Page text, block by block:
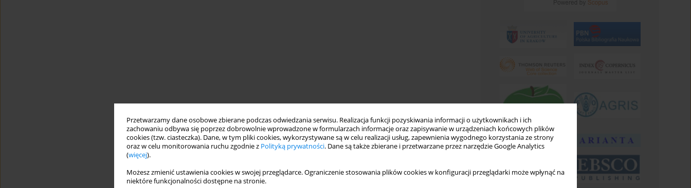
Przetwarzamy dane osobowe zbierane podczas odwiedzania serwisu. Realizacja funkcji pozyskiwania informacji o użytkownikach i ich
zachowaniu odbywa się poprzez dobrowolnie wprowadzone w formularzach informacje oraz zapisywanie w urządzeniach końcowych plików
cookies (tzw. ciasteczka). Dane, w tym pliki cookies, wykorzystywane są w celu realizacji usług, zapewnienia wygodnego korzystania ze strony
oraz w celu monitorowania ruchu zgodnie z Polityką prywatności. Dane są także zbierane i przetwarzane przez narzędzie Google Analytics
(więcej).
Możesz zmienić ustawienia cookies w swojej przeglądarce. Ograniczenie stosowania plików cookies w konfiguracji przeglądarki może wpłynąć na
niektóre funkcjonalności dostępne na stronie.